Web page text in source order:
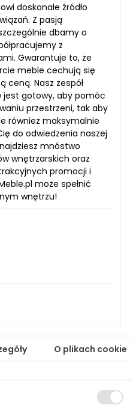
doskonałe źródło
Z pasją
dbamy o
z
Gwarantuje to, że
meble cechują się
ceną. Nasz zespół
gotowy, aby pomóc
przestrzeni, tak aby
również maksymalnie
do odwiedzenia naszej
mnóstwo
wnętrzarskich oraz
promocji i
może spełnić
wnętrzu!
O plikach cookie